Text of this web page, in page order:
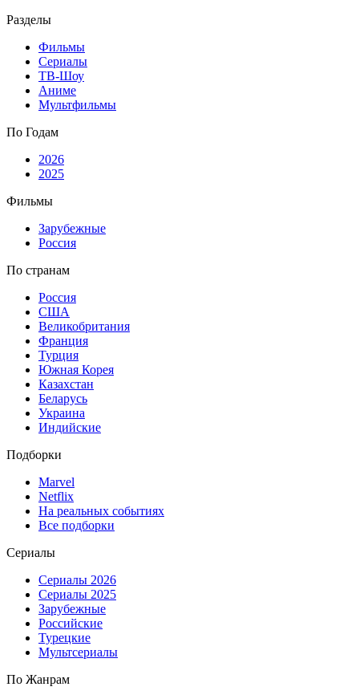
Разделы
Фильмы
Сериалы
ТВ-Шоу
Аниме
Мультфильмы
По Годам
2026
2025
Фильмы
Зарубежные
Россия
По странам
Россия
США
Великобритания
Франция
Турция
Южная Корея
Казахстан
Беларусь
Украина
Индийские
Подборки
Marvel
Netflix
На реальных событиях
Все подборки
Сериалы
Сериалы 2026
Сериалы 2025
Зарубежные
Российские
Турецкие
Мультсериалы
По Жанрам